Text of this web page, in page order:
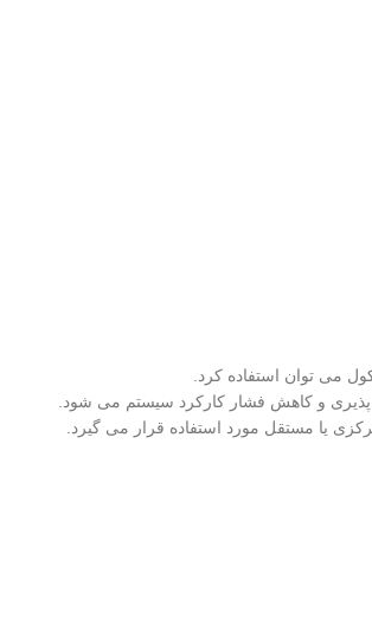
می توان استفاده کرد.
و کاهش فشار کارکرد سیستم می شود.
یا مستقل مورد استفاده قرار می گیرد.